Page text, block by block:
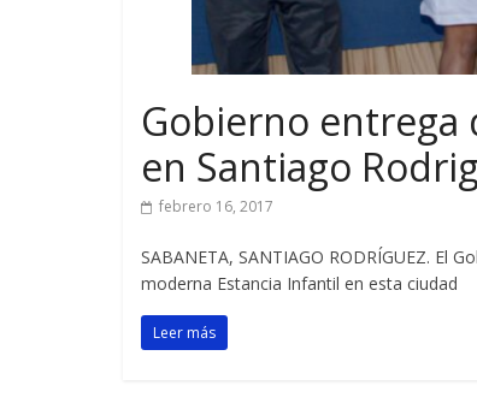
Gobierno entrega
en Santiago
febrero 16, 2017
SABANETA, SANTIAGO RODRÍGUEZ. El
moderna Estancia Infantil en esta ciudad
Leer más